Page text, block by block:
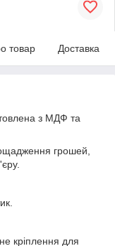
товар Доставка
з МДФ та
грошей,
кріплення для